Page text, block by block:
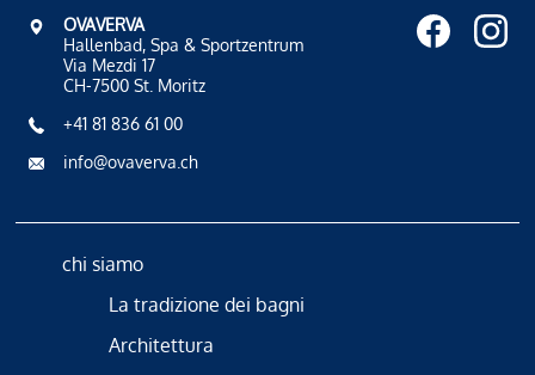
OVAVERVA
Hallenbad, Spa & Sportzentrum
Via Mezdi 17
CH-7500 St. Moritz
+41 81 836 61 00
info@ovaverva.ch
chi siamo
La tradizione dei bagni
Architettura